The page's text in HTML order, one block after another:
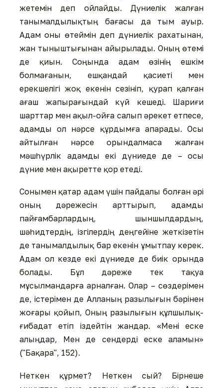
жетемін деп ойлайды. Дүниелік жалған
танымалдылықтың бағасы да тым ауыр.
Адам оны өтеймін деп дүниелік рахатынан,
жан тыныштығынан айырылады. Оның өтемі
де қиын. Соңында адам өзінің ешкім
болмағанын, ешқандай қасиеті мен
ерекшелігі жоқ екенін сезініп, қурап қалған
ағаш жапырағындай күй кешеді. Шариғи
шарттар мен ақыл-ойға салып әрекет етпесе,
адамды ол нәрсе құрдымға апарады. Осы
айтылған нәрсе орындалмаса жалған
мәшһүрлік адамды екі дүниеде де – осы
дүние мен ақыретте қор етеді.
Сонымен қатар адам үшін пайдалы болған әрі
оның дәрежесін арттырып, адамды
пайғамбарлардың, шыншылдардың,
шәһидтердің, ізгілердің деңгейіне жеткізетін
де танымалдылық бар екенін ұмытпау керек.
Адам ол кезде екі дүниеде де биік орында
болады. Бұл дәреже тек тақуа
мұсылмандарға арналған. Олар – сөздерімен
де, істерімен де Алланың разылығын бәрінен
жоғары қойып, Оның разылығын құлшылық-
ғибадат етіп іздейтін жандар. «Мені еске
алыңдар, Мен де сендерді еске аламын»
("Бақара", 152).
Неткен құрмет? Неткен сый? Бірнеше